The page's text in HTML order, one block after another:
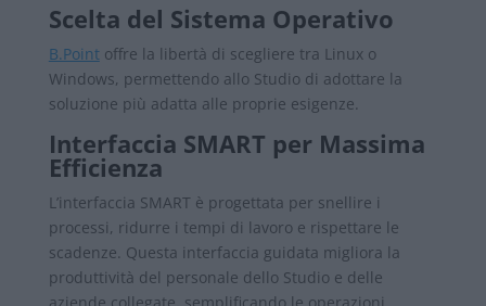
Scelta del Sistema Operativo
B.Pointoffre la libertà di scegliere tra Linux o
Windows, permettendo allo Studio di adottare la
soluzione più adatta alle proprie esigenze.
Interfaccia SMART per Massima
Efficienza
L’interfaccia SMART è progettata per snellire i
processi, ridurre i tempi di lavoro e rispettare le
scadenze. Questa interfaccia guidata migliora la
produttività del personale dello Studio e delle